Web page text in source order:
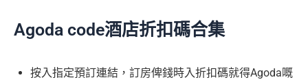
Agoda code酒店折扣碼合集
按入指定預訂連結，訂房俾錢時入折扣碼就得Agoda嘅